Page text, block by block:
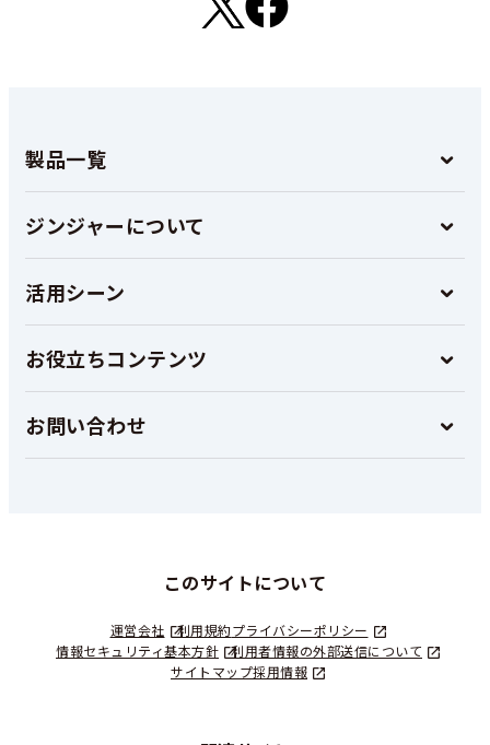
製品一覧
ジンジャーについて
活用シーン
お役立ちコンテンツ
お問い合わせ
このサイトについて
運営会社 利用規約プライバシーポリシー
情報セキュリティ基本方針
利用者情報の外部送信について
サイトマップ採用情報